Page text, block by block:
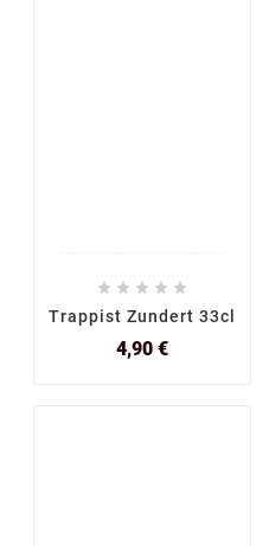
    
Trappist Zundert 33cl
4,90 €Prix